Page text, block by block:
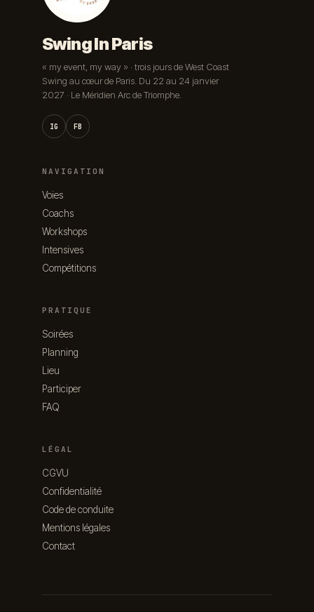
Swing In Paris
« my event, my way » · trois jours de West Coast
Swing au cœur de Paris. Du 22 au 24 janvier
2027 · Le Méridien Arc de Triomphe.
IG FB
NAVIGATION
Voies
Coachs
Workshops
Intensives
Compétitions
PRATIQUE
Soirées
Planning
Lieu
Participer
FAQ
LÉGAL
CGVU
Confidentialité
Code de conduite
Mentions légales
Contact